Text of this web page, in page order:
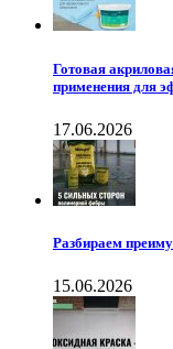
Готовая
применения для
17.06.2026
Разбираем
15.06.2026